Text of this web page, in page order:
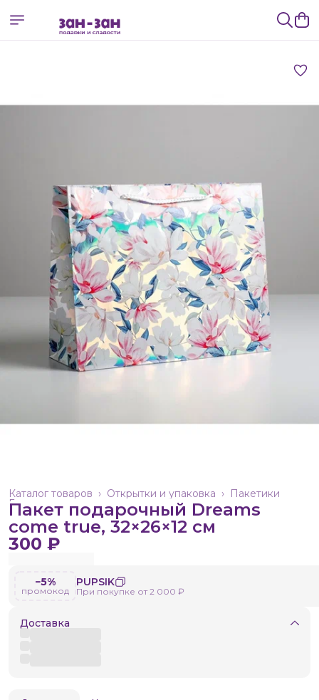
Пакетики
Открытки и упаковка ›
Каталог товаров ›
Главная ›
Пакет подарочный Dreams
come true, 32×26×12 см
300 ₽
−5%
промокод
PUPSIK
При покупке от 2 000 ₽
Доставка